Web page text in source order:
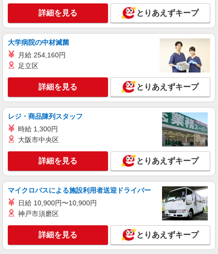
株式会社kotrio /●NR-H-2009544
向かう先は、笑顔の待つ場所！デイサービスの
サポート＆送迎STAFF
時給1500円〜2125円 ＜日払い有/週払い有/交
通費全支給(ガソリン代含む)＞
キープ 詳細を見る
＜年齢不問＞カンタン業務の障がい者支援員｜
時給1500円〜2125円 ＜日払い有/週払い有/交
通費全支給(ガソリン代含む)＞
生駒市内 ※東生駒駅から車5分ほど
キープ 詳細を見る
派遣社員
株式会社kotrio /●NR-H-1882764
生駒駅すぐ⇒キレイな病院で介護補助/事務作
業など
時給1500円〜2125円 ＜日払い有/週払い有/交
詳細を見る とりあえずキープ
大学病院の中材滅菌
月給 254,160円
足立区
詳細を見る とりあえずキープ
レジ・商品陳列スタッフ
時給 1,300円
大阪市中央区
詳細を見る とりあえずキープ
マイクロバスによる施設利用者送迎ドライバー
日給 10,900円〜10,900円
神戸市須磨区
詳細を見る とりあえずキープ